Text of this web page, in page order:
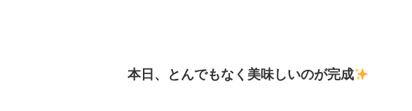
本日、とんでもなく美味しいのが完成